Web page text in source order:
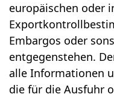
europäischen oder
Embargos oder
entgegenstehen.
alle Informationen
die für die Ausfuhr